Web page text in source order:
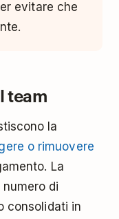
evitare che
team
la
o rimuovere
La
di
consolidati in